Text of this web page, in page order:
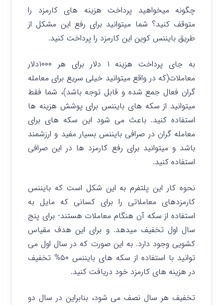
چگونه میخواهید پرداخت هزینه های کارمزد را
متوقف کنید؟ شما میتوانید برای رفع این مشکل از
طریق بایننس کوین این کارمزد را پرداخت کنید.
به جای پرداخت هزینه ۱ دلار برای هر ۱۰۰۰دلار
معاملات(که در واقع میتوانید خیلی سریع برای معامله
گران فعال جمع شده و قابل توجه باشد)، شما فقط
میتوانید از سکه های بایننس برای پوشش هزینه ها
استفاده کنید. باعث می شود این سکه های برای
معامله گران در صرافی بایننس بسیار مفید و ارزشمند
باشد و میتوانید برای رفع کارمزد ها در این صرافی
استفاده کنید.
نحوه کار این پلتفرم به این شکل است که بایننس
کارمزدهای معاملاتی را برای کسانی که مایل به
استفاده از سکه آن هنگام معاملات هستند- برای پنج
سال اول تخفیف میدهد. و برای این هدف مقیاس
کشویی وجود دارد. به این صورت که در سال اول می
توانید با استفاده از سکه های بایننس ۵۰% تخفیف
در هزینه های کارمزد خود دریافت کنید.
تخفیف هر سال نصف می شود، بنابراین در سال دو